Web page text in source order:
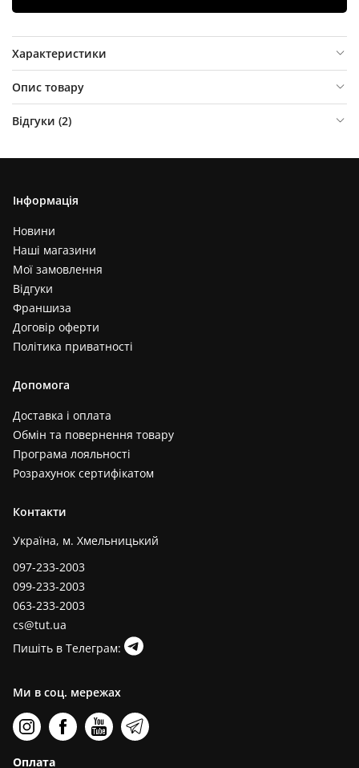
Характеристики
Опис товару
Відгуки (2)
Інформація
Новини
Наші магазини
Мої замовлення
Відгуки
Франшиза
Договір оферти
Політика приватності
Допомога
Доставка і оплата
Обмін та повернення товару
Програма лояльності
Розрахунок сертифікатом
Контакти
Україна, м. Хмельницький
097-233-2003
099-233-2003
063-233-2003
cs@tut.ua
Пишіть в Телеграм:
Ми в соц. мережах
Оплата